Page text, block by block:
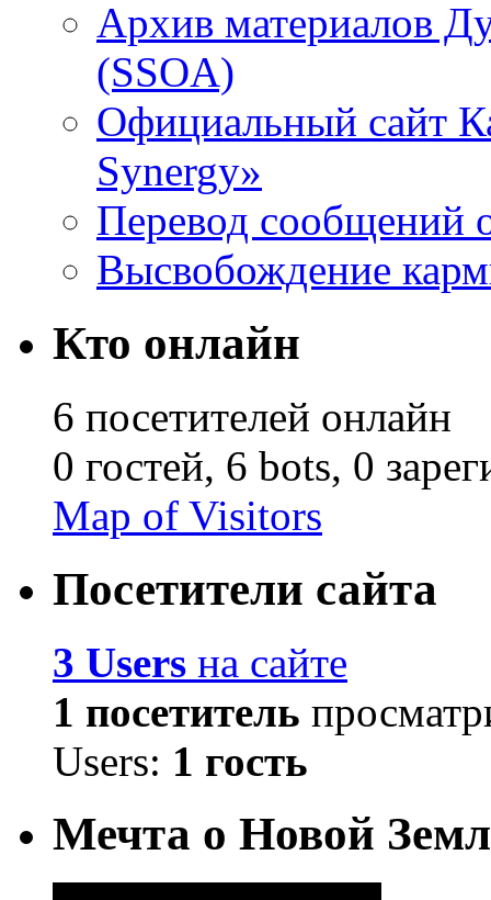
Архив материалов
(SSOA)
Официальный сайт
Synergy»
Перевод сообщений
Высвобождение
Кто онлайн
6 посетителей онлайн
0 гостей, 6 bots, 0
Map of Visitors
Посетители сайта
3 Users на сайте
1 посетитель
Users: 1 гость
Мечта о Новой